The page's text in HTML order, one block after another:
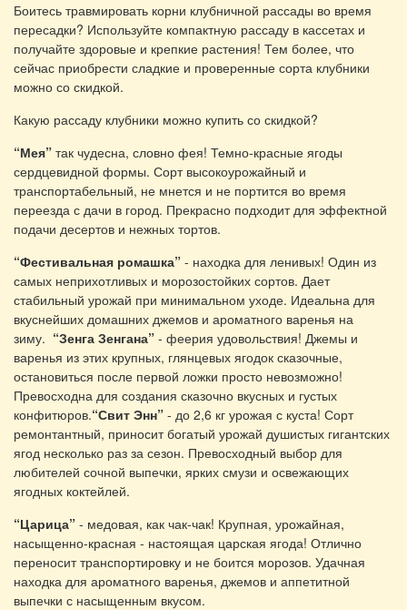
Боитесь травмировать корни клубничной рассады во время
пересадки? Используйте компактную рассаду в кассетах и
получайте здоровые и крепкие растения! Тем более, что
сейчас приобрести сладкие и проверенные сорта клубники
можно со скидкой.
Какую рассаду клубники можно купить со скидкой?
“Мея” так чудесна, словно фея! Темно-красные ягоды
сердцевидной формы. Сорт высокоурожайный и
транспортабельный, не мнется и не портится во время
переезда с дачи в город. Прекрасно подходит для эффектной
подачи десертов и нежных тортов.
“Фестивальная ромашка” - находка для ленивых! Один из
самых неприхотливых и морозостойких сортов. Дает
стабильный урожай при минимальном уходе. Идеальна для
вкуснейших домашних джемов и ароматного варенья на
зиму. “Зенга Зенгана” - феерия удовольствия! Джемы и
варенья из этих крупных, глянцевых ягодок сказочные,
остановиться после первой ложки просто невозможно!
Превосходна для создания сказочно вкусных и густых
конфитюров.“Свит Энн” - до 2,6 кг урожая с куста! Сорт
ремонтантный, приносит богатый урожай душистых гигантских
ягод несколько раз за сезон. Превосходный выбор для
любителей сочной выпечки, ярких смузи и освежающих
ягодных коктейлей.
“Царица” - медовая, как чак-чак! Крупная, урожайная,
насыщенно-красная - настоящая царская ягода! Отлично
переносит транспортировку и не боится морозов. Удачная
находка для ароматного варенья, джемов и аппетитной
выпечки с насыщенным вкусом.